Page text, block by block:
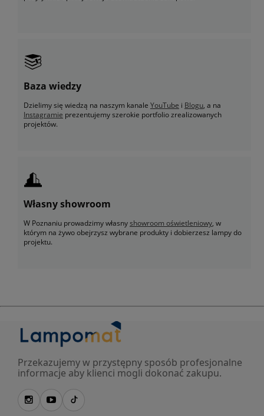
Baza wiedzy
Dzielimy się wiedzą na naszym kanale YouTube i Blogu, a na
Instagramie prezentujemy szerokie portfolio zrealizowanych
projektów.
Własny showroom
W Poznaniu prowadzimy własnyshowroom oświetleniowy, w
którym na żywo obejrzysz wybrane produkty i dobierzesz lampy do
projektu.
Przekazujemy w przystępny sposób profesjonalne
informacje aby klienci mogli dokonać zakupu.